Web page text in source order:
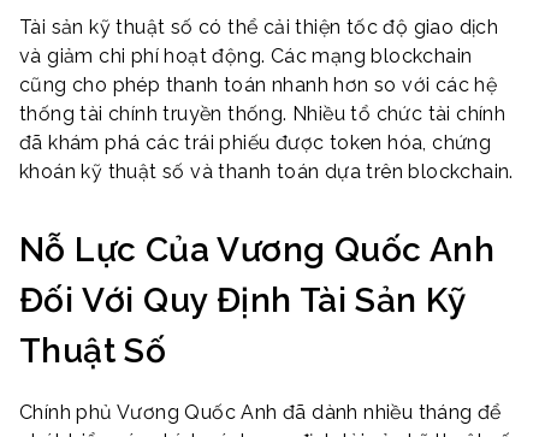
Tài sản kỹ thuật số có thể cải thiện tốc độ giao dịch
và giảm chi phí hoạt động. Các mạng blockchain
cũng cho phép thanh toán nhanh hơn so với các hệ
thống tài chính truyền thống. Nhiều tổ chức tài chính
đã khám phá các trái phiếu được token hóa, chứng
khoán kỹ thuật số và thanh toán dựa trên blockchain.
Nỗ Lực Của Vương Quốc Anh
Đối Với Quy Định Tài Sản Kỹ
Thuật Số
Chính phủ Vương Quốc Anh đã dành nhiều tháng để